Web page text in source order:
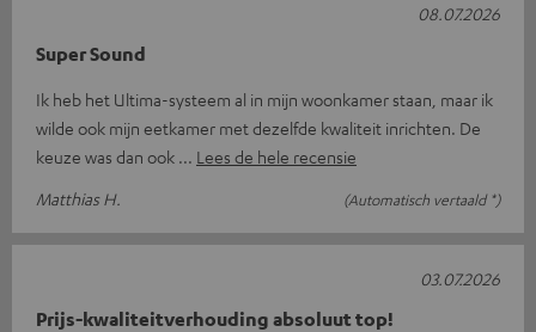
Super Sound
Ik heb het Ultima-systeem al in mijn woonkamer staan, maar ik
wilde ook mijn eetkamer met dezelfde kwaliteit inrichten. De
keuze was dan ook
Lees de hele recensie
Matthias H.
(Automatisch vertaald *)
08.07.2026
Prijs-kwaliteitverhouding absoluut top!
03.07.2026